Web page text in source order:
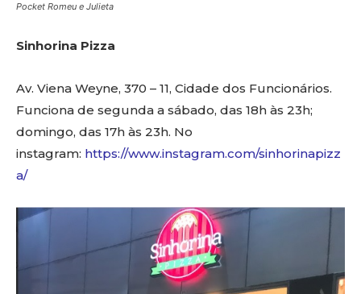
Pocket Romeu e Julieta
Sinhorina Pizza
Av. Viena Weyne, 370 – 11, Cidade dos Funcionários.
Funciona de segunda a sábado, das 18h às 23h;
domingo, das 17h às 23h. No
instagram: https://www.instagram.com/sinhorinapizz
a/